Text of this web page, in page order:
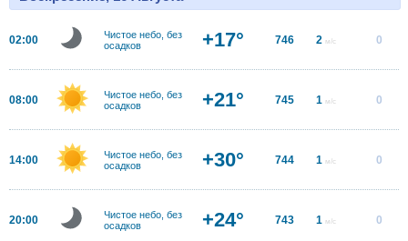
02:00
Чистое небо, без
осадков
+17° 746 2 м/с 0
08:00
Чистое небо, без
осадков
+21° 745 1 м/с 0
14:00
Чистое небо, без
осадков
+30° 744 1 м/с 0
20:00
Чистое небо, без
осадков
+24° 743 1 м/с 0